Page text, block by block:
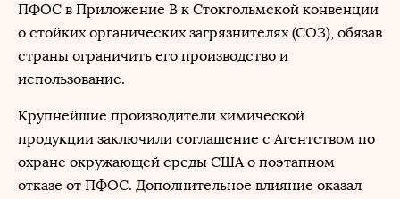
ПФОС в Приложение B к Стокгольмской конвенции
о стойких органических загрязнителях (СОЗ), обязав
страны ограничить его производство и
использование.
Крупнейшие производители химической
продукции заключили соглашение с Агентством по
охране окружающей среды США о поэтапном
отказе от ПФОС. Дополнительное влияние оказал